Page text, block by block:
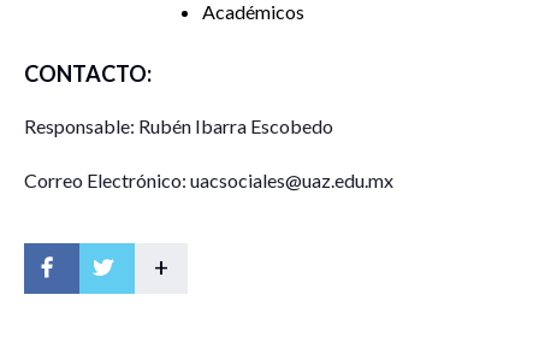
Académicos
CONTACTO:
Responsable: Rubén Ibarra Escobedo
Correo Electrónico: uacsociales@uaz.edu.mx
+